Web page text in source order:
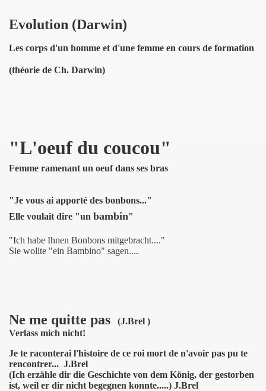
Evolution (Darwin)
Les corps d'un homme et d'une femme en cours de formation
(théorie de Ch. Darwin)
"L'oeuf du coucou"
Femme ramenant un oeuf dans ses bras
"Je vous ai apporté des bonbons..."
Elle voulait dire "un bambin"
"Ich habe Ihnen Bonbons mitgebracht...."
Sie wollte "ein Bambino" sagen....
Ne me quitte pas
(J.Brel )
Verlass mich nicht!
Je te raconterai l'histoire de ce roi mort de n'avoir pas pu te
rencontrer... J.Brel
(Ich erzähle dir die Geschichte von dem König, der gestorben
ist, weil er dir nicht begegnen konnte.....) J.Brel